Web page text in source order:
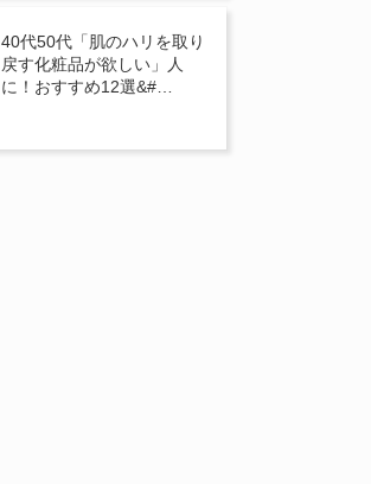
40代50代「肌のハリを取り
戻す化粧品が欲しい」人
に！おすすめ12選&#…